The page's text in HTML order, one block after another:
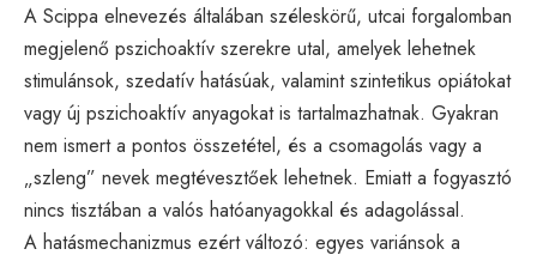
A Scippa elnevezés általában széleskörű, utcai forgalomban
megjelenő pszichoaktív szerekre utal, amelyek lehetnek
stimulánsok, szedatív hatásúak, valamint szintetikus opiátokat
vagy új pszichoaktív anyagokat is tartalmazhatnak. Gyakran
nem ismert a pontos összetétel, és a csomagolás vagy a
„szleng” nevek megtévesztőek lehetnek. Emiatt a fogyasztó
nincs tisztában a valós hatóanyagokkal és adagolással.
A hatásmechanizmus ezért változó: egyes variánsok a